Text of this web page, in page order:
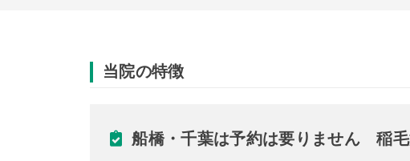
当院の特徴
船橋・千葉は予約は要りません 稲